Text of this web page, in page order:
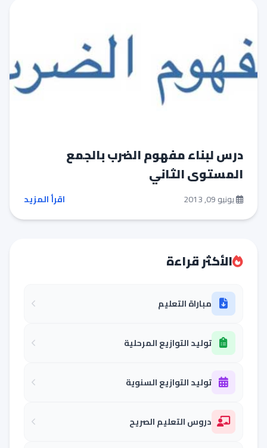
درس لبناء مفهوم الضرب بالجمع
المستوى الثاني
يونيو 09, 2013 اقرأ المزيد
الأكثر قراءة
مباراة التعليم
توليد التوازيع المرحلية
توليد التوازيع السنوية
دروس التعليم الصريح